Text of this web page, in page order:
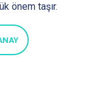
önem taşır.